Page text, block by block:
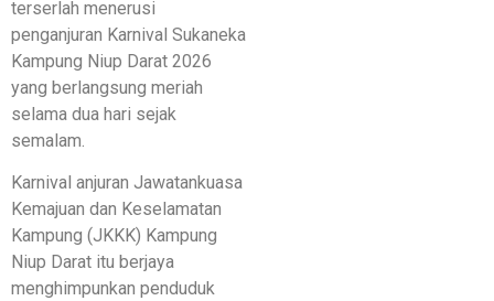
terserlah menerusi
penganjuran Karnival Sukaneka
Kampung Niup Darat 2026
yang berlangsung meriah
selama dua hari sejak
semalam.
Karnival anjuran Jawatankuasa
Kemajuan dan Keselamatan
Kampung (JKKK) Kampung
Niup Darat itu berjaya
menghimpunkan penduduk